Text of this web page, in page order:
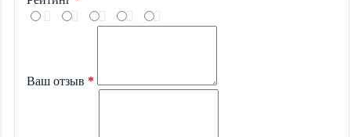
Ваш отзыв